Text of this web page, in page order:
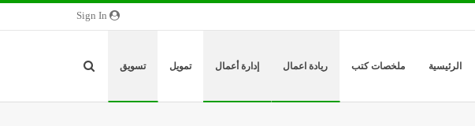
الرئيسية ملخصات كتب ريادة اعمال إدارة أعمال تمويل تسويق